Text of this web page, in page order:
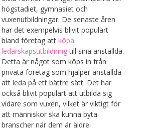
högstadiet, gymnasiet och
vuxenutbildningar. De senaste åren
har det exempelvis blivit populärt
bland företag att köpa
ledarskapsutbildningtill sina anställda.
Detta är något som köps in från
privata företag som hjälper anställda
att leda på ett bättre sätt. Det har
också blivit populärt att utbilda sig
vidare som vuxen, vilket är viktigt för
att människor ska kunna byta
branscher när dem är äldre.